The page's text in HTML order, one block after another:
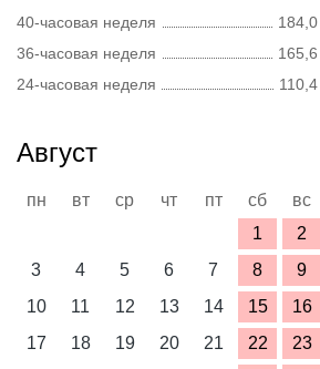
40-часовая неделя
184,0
36-часовая неделя
165,6
24-часовая неделя
110,4
Август
пн вт ср чт пт сб
вс
1
2
3
4 5 6 7 8
9
10
11 12 13 14 15
16
17
18 19 20 21 22
23